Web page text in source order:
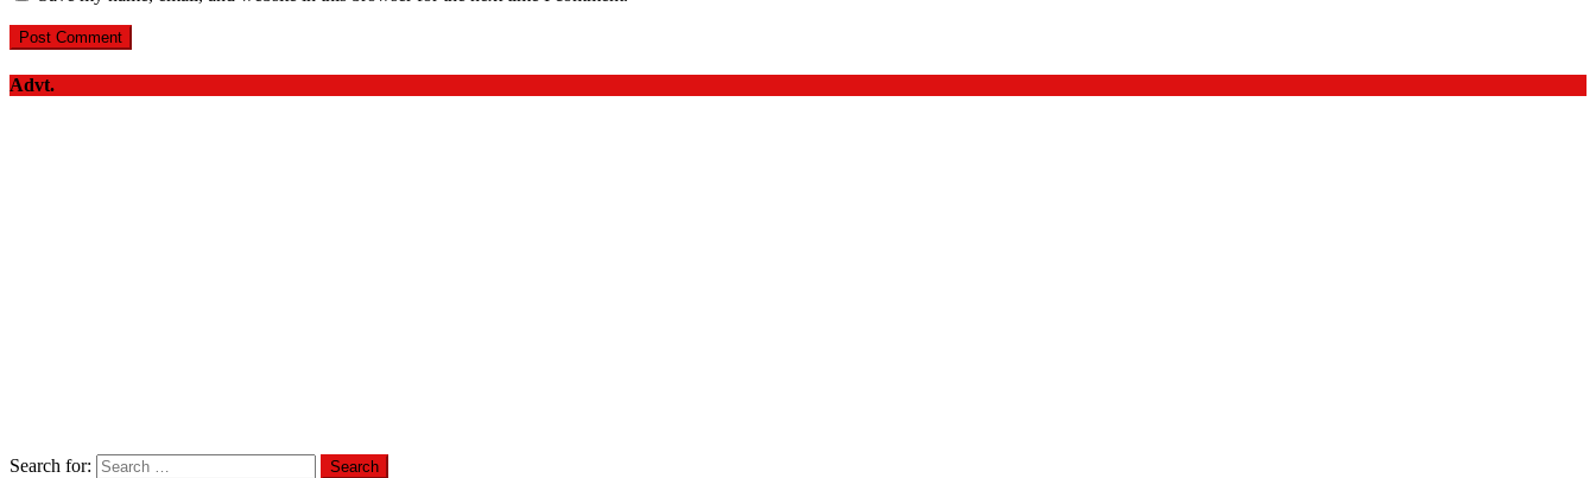
Advt.
Search for: